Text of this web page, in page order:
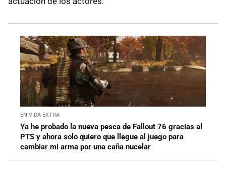
EN VIDA EXTRA
Ya he probado la nueva pesca de Fallout 76 gracias al
PTS y ahora solo quiero que llegue al juego para
cambiar mi arma por una caña nucelar